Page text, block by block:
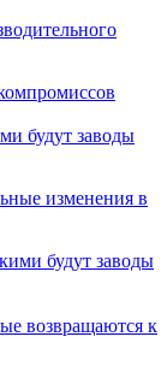
будут заводы
изменения в
возвращаются к